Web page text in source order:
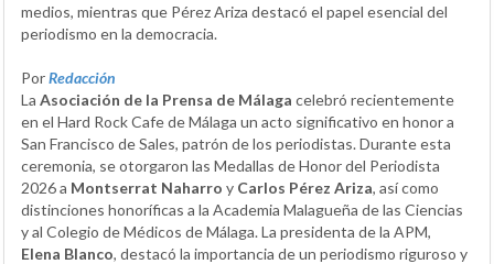
medios, mientras que Pérez Ariza destacó el papel esencial del
periodismo en la democracia.
PorRedacción
La Asociación de la Prensa de Málaga celebró recientemente
en el Hard Rock Cafe de Málaga un acto significativo en honor a
San Francisco de Sales, patrón de los periodistas. Durante esta
ceremonia, se otorgaron las Medallas de Honor del Periodista
2026 a Montserrat Naharro y Carlos Pérez Ariza, así como
distinciones honoríficas a la Academia Malagueña de las Ciencias
y al Colegio de Médicos de Málaga. La presidenta de la APM,
Elena Blanco, destacó la importancia de un periodismo riguroso y